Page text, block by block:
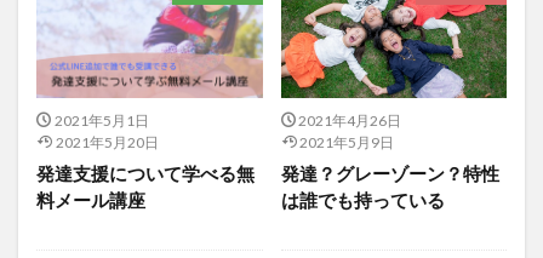
2021年5月1日
2021年5月20日
発達支援について学べる無
料メール講座
2021年4月26日
2021年5月9日
発達？グレーゾーン？特性
は誰でも持っている